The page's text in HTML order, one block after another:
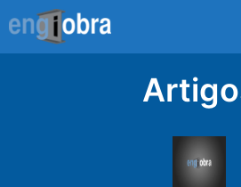
Saltar
para
o